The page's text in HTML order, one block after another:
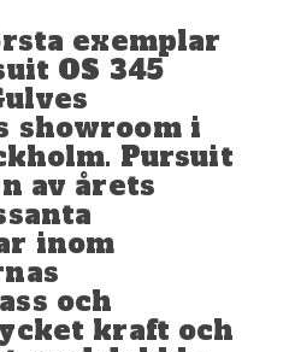
exemplar
OS 345
showroom i
Pursuit
av årets
inom
och
kraft och